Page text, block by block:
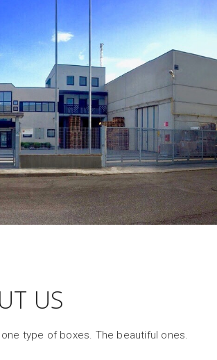
US
type of boxes. The beautiful ones.